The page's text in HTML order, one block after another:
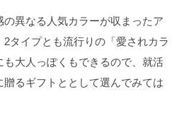
の異なる人気カラーが収まったア
タイプとも流行りの「愛されカラ
も大人っぽくもできるので、就活
贈るギフトととして選んでみては